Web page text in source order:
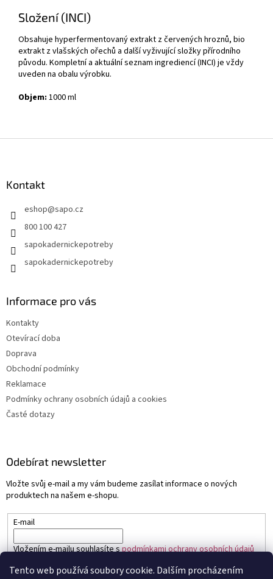
Tento web používá soubory cookie. Dalším procházením
Složení (INCI)
Obsahuje hyperfermentovaný extrakt z červených hroznů, bio
extrakt z vlašských ořechů a další vyživující složky přírodního
původu. Kompletní a aktuální seznam ingrediencí (INCI) je vždy
uveden na obalu výrobku.
Objem: 1000 ml
Kontakt
eshop@sapo.cz
800 100 427
sapokadernickepotreby
sapokadernickepotreby
Informace pro vás
Kontakty
Otevírací doba
Doprava
Obchodní podmínky
Reklamace
Podmínky ochrany osobních údajů a cookies
Časté dotazy
Odebírat newsletter
Vložte svůj e-mail a my vám budeme zasílat informace o nových
produktech na našem e-shopu.
E-mail
Vložením e-mailu souhlasíte spodmínkami ochrany osobních údajů